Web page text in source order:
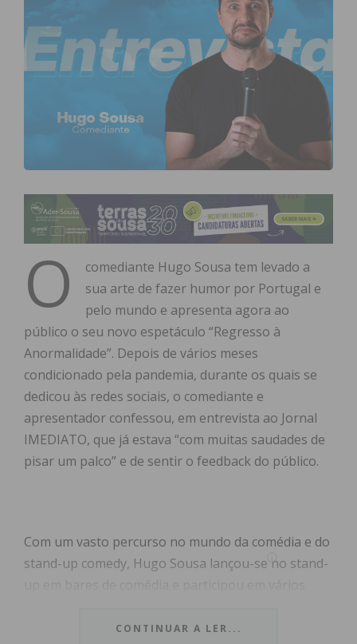
O
comediante Hugo Sousa tem levado a
sua arte de fazer humor por Portugal e
pelo mundo e apresenta agora ao
público o seu novo espetáculo “Regresso à
Anormalidade”. Depois de vários meses
condicionado pela pandemia, durante os quais se
dedicou às redes sociais, o comediante e
apresentador confessou, em entrevista ao Jornal
IMEDIATO, que já estava “com muitas saudades de
pisar um palco” e de sentir o feedback do público.
Com um vasto percurso no mundo da comédia e do
stand-up comedy, Hugo Sousa lançou-se no stand-
«Levanta-te e Ri», da SIC.CONTINUAR A LER...